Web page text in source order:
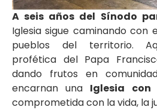
A seis años del Sínodo
Iglesia sigue caminando con
pueblos del territorio.
profética del Papa
dando frutos en
encarnan una Iglesia con
comprometida con la vida, la